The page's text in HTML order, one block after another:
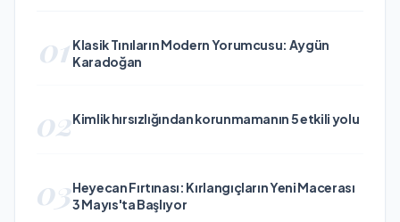
01 Klasik Tınıların Modern Yorumcusu: Aygün
Karadoğan
02Kimlik hırsızlığından korunmamanın 5 etkili yolu
03Heyecan Fırtınası: Kırlangıçların Yeni Macerası
3 Mayıs'ta Başlıyor